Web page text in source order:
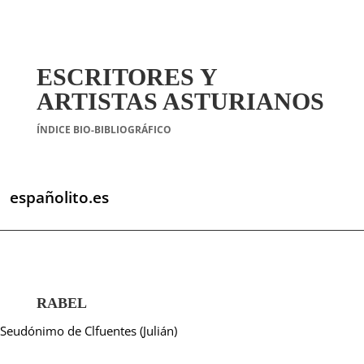
ESCRITORES Y
ARTISTAS ASTURIANOS
ÍNDICE BIO-BIBLIOGRÁFICO
españolito.es
RABEL
Seudónimo de Clfuentes (Julián)